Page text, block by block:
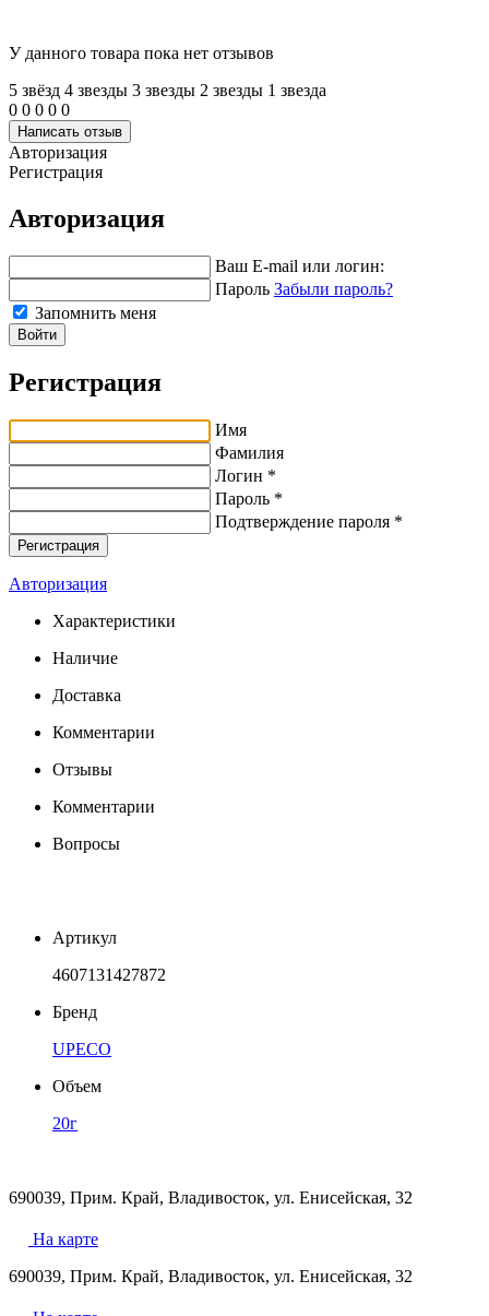
У данного товара пока нет отзывов
5 звёзд 4 звeзды 3 звeзды 2 звeзды 1 звeзда
0 0 0 0 0
Написать отзыв
Авторизация
Регистрация
Авторизация
Ваш E-mail или логин:
Пароль Забыли пароль?
Запомнить меня
Войти
Регистрация
Имя
Фамилия
Логин *
Пароль *
Подтверждение пароля *
Авторизация
Характеристики
Наличие
Доставка
Комментарии
Отзывы
Комментарии
Вопросы
Артикул
4607131427872
Бренд
UPECO
Объем
20г
690039, Прим. Край, Владивосток, ул. Енисейская, 32
На карте
690039, Прим. Край, Владивосток, ул. Енисейская, 32